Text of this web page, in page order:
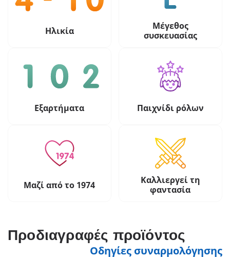
Ηλικία
Μέγεθος
συσκευασίας
Εξαρτήματα Παιχνίδι ρόλων
Μαζί από το 1974
Καλλιεργεί τη
φαντασία
Προδιαγραφές προϊόντος
Οδηγίες συναρμολόγησης